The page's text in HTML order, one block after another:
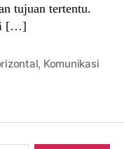
tujuan tertentu.
[…]
, Komunikasi